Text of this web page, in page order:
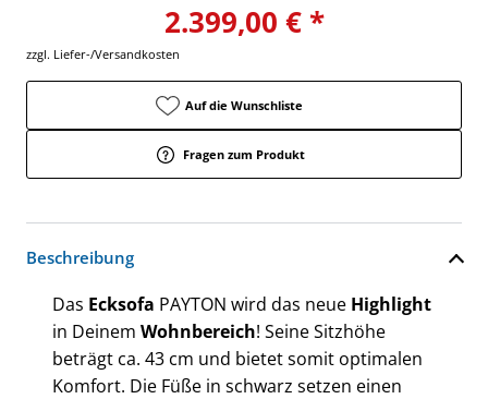
2.399,00 € *
zzgl. Liefer-/Versandkosten
Auf die Wunschliste
Fragen zum Produkt
Beschreibung
Das Ecksofa PAYTON wird das neue Highlight
in Deinem Wohnbereich! Seine Sitzhöhe
beträgt ca. 43 cm und bietet somit optimalen
Komfort. Die Füße in schwarz setzen einen